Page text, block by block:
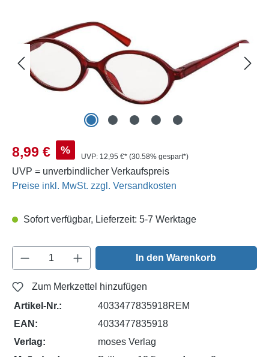
Verkaufspreis:
8,99 € %
UVP: 12,95 €* (30.58% gespart*)
UVP = unverbindlicher Verkaufspreis
Preise inkl. MwSt. zzgl. Versandkosten
Sofort verfügbar, Lieferzeit: 5-7 Werktage
Produkt Anzahl: Gib den gewünschten
In den Warenkorb
Zum Merkzettel hinzufügen
Artikel-Nr.:
4033477835918REM
EAN:
4033477835918
Verlag:
moses Verlag